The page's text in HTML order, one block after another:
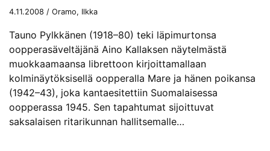
4.11.2008 / Oramo, Ilkka
Tauno Pylkkänen (1918–80) teki läpimurtonsa
oopperasäveltäjänä Aino Kallaksen näytelmästä
muokkaamaansa librettoon kirjoittamallaan
kolminäytöksisellä oopperalla Mare ja hänen poikansa
(1942–43), joka kantaesitettiin Suomalaisessa
oopperassa 1945. Sen tapahtumat sijoittuvat
saksalaisen ritarikunnan hallitsemalle…